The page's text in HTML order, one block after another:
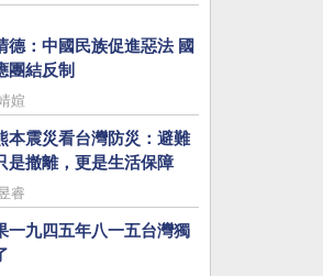
德：中國民族促進惡法 國
團結反制
媗
本震災看台灣防災：避難
是撤離，更是生活保障
睿
一九四五年八一五台灣獨